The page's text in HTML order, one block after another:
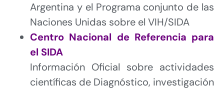
Argentina y el Programa conjunto de las
Naciones Unidas sobre el VIH/SIDA
Centro Nacional de Referencia para
el SIDA
Información Oficial sobre actividades
científicas de Diagnóstico, investigación